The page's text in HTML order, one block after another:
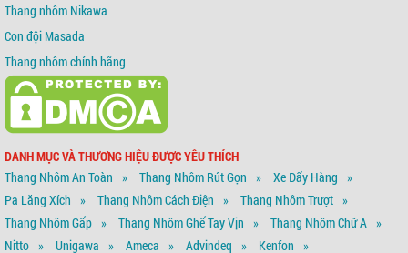
Thang nhôm Nikawa
Con đội Masada
Thang nhôm chính hãng
DANH MỤC VÀ THƯƠNG HIỆU ĐƯỢC YÊU THÍCH
Thang Nhôm An Toàn
Thang Nhôm Rút Gọn
Xe Đẩy Hàng
Pa Lăng Xích
Thang Nhôm Cách Điện
Thang Nhôm Trượt
Thang Nhôm Gấp
Thang Nhôm Ghế Tay Vịn
Thang Nhôm Chữ A
Nitto
Unigawa Ameca Advindeq Kenfon